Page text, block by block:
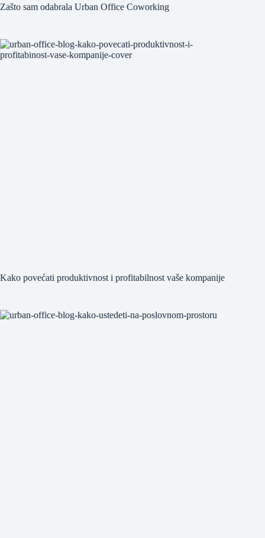
Zašto sam odabrala Urban Office Coworking
Kako povećati produktivnost i profitabilnost vaše kompanije